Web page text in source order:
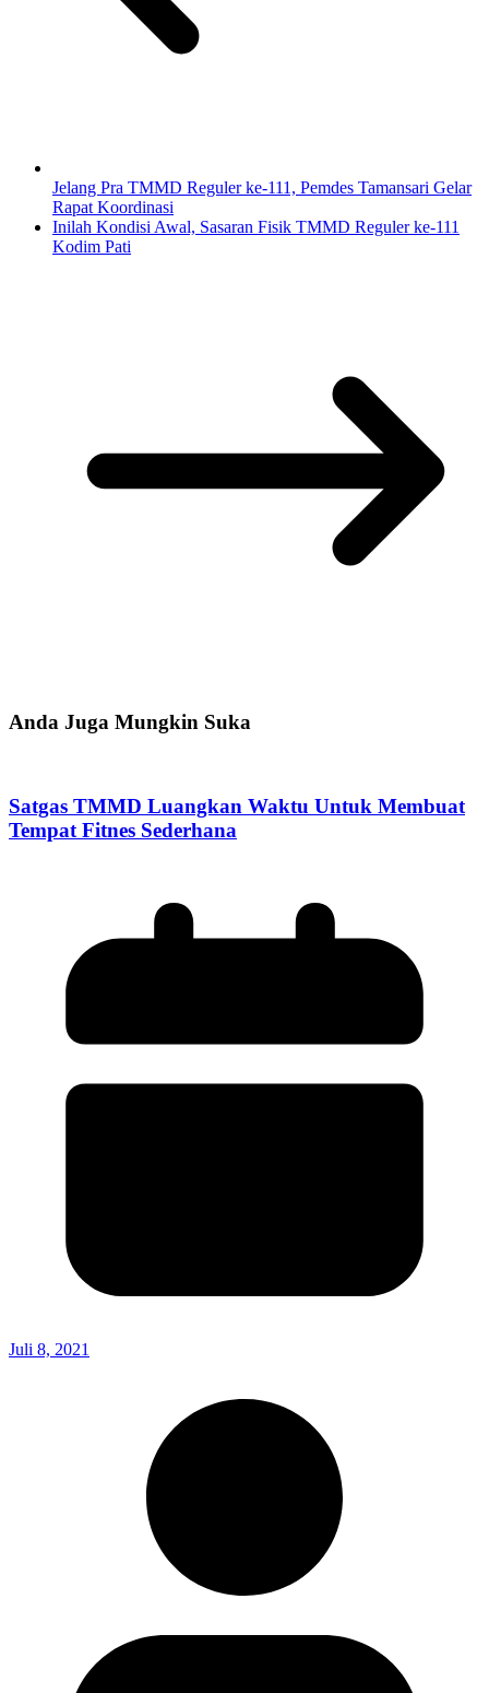
Jelang Pra TMMD Reguler ke-111, Pemdes Tamansari Gelar
Rapat Koordinasi
Inilah Kondisi Awal, Sasaran Fisik TMMD Reguler ke-111
Kodim Pati
Anda Juga Mungkin Suka
Satgas TMMD Luangkan Waktu Untuk Membuat
Tempat Fitnes Sederhana
Juli 8, 2021